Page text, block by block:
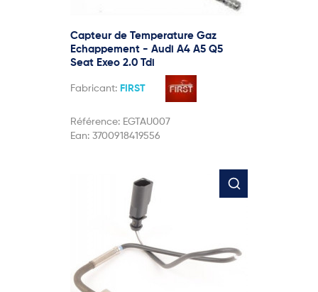
Capteur de Temperature Gaz
Echappement - Audi A4 A5 Q5
Seat Exeo 2.0 Tdi
Fabricant: FIRST
Référence: EGTAU007
Ean: 3700918419556